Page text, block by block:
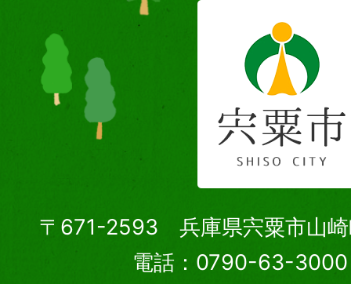
〒671-2593 兵庫県宍粟市山崎
電話：0790-63-3000